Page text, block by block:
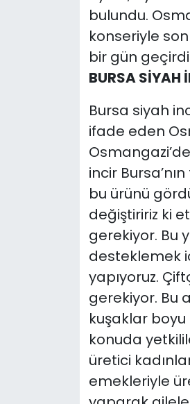
bulundu.
konseriyle
bir gün
BURSA SİYAH
Bursa siyah
ifade eden
incir
bu ürünü
değiştiririz ki
gerekiyor. Bu
desteklemek
yapıyoruz.
gerekiyor. Bu
kuşaklar
konuda
üretici
emekleriyle